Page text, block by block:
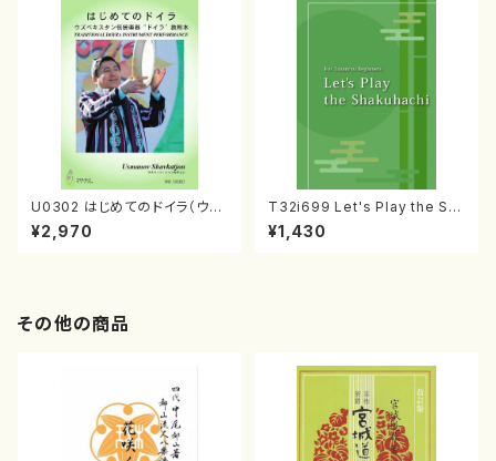
U0302 はじめてのドイラ（ウズ
ベキスタン・ドイラ教則本/ウスマ
ノフ・シャフカチョン/日本語版）
¥2,970
T32i699 Let's Play the Sh
akuhachi（教則本・英語版）
¥1,430
その他の商品